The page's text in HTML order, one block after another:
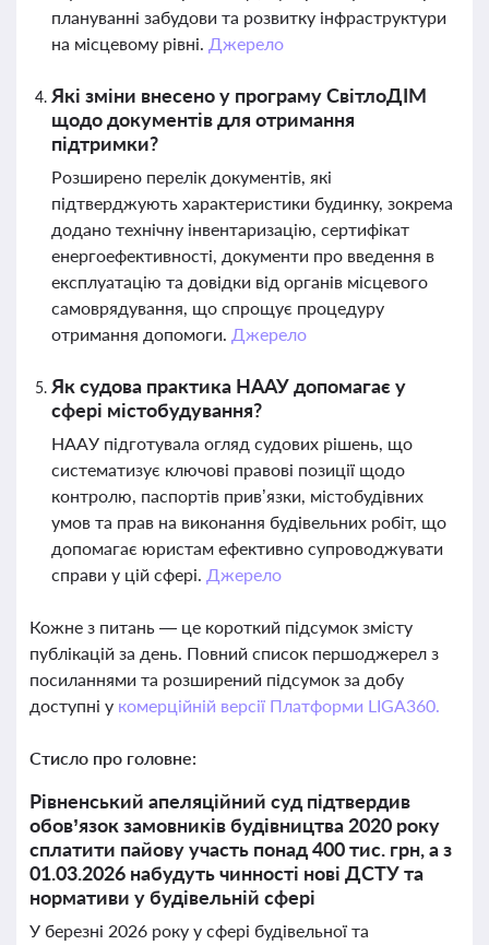
плануванні забудови та розвитку інфраструктури
на місцевому рівні. Джерело
Які зміни внесено у програму СвітлоДІМ
щодо документів для отримання
підтримки?
Розширено перелік документів, які
підтверджують характеристики будинку, зокрема
додано технічну інвентаризацію, сертифікат
енергоефективності, документи про введення в
експлуатацію та довідки від органів місцевого
самоврядування, що спрощує процедуру
отримання допомоги. Джерело
Як судова практика НААУ допомагає у
сфері містобудування?
НААУ підготувала огляд судових рішень, що
систематизує ключові правові позиції щодо
контролю, паспортів прив’язки, містобудівних
умов та прав на виконання будівельних робіт, що
допомагає юристам ефективно супроводжувати
справи у цій сфері. Джерело
Кожне з питань — це короткий підсумок змісту
публікацій за день. Повний список першоджерел з
посиланнями та розширений підсумок за добу
доступні у комерційній версії Платформи LIGA360.
Стисло про головне:
Рівненський апеляційний суд підтвердив
обов’язок замовників будівництва 2020 року
сплатити пайову участь понад 400 тис. грн, а з
01.03.2026 набудуть чинності нові ДСТУ та
нормативи у будівельній сфері
У березні 2026 року у сфері будівельної та